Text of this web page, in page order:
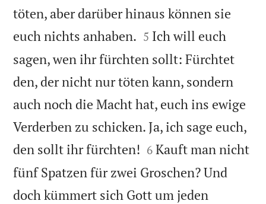
töten, aber darüber hinaus können sie
euch nichts anhaben. 

5 Ich will euch
sagen, wen ihr fürchten sollt: Fürchtet
den, der nicht nur töten kann, sondern
auch noch die Macht hat, euch ins ewige
Verderben zu schicken. Ja, ich sage euch,
den sollt ihr fürchten! 

6 Kauft man nicht
fünf Spatzen für zwei Groschen? Und
doch kümmert sich Gott um jeden